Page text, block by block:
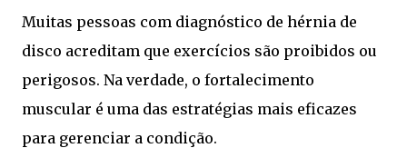
Muitas pessoas com diagnóstico de hérnia de
disco acreditam que exercícios são proibidos ou
perigosos. Na verdade, o fortalecimento
muscular é uma das estratégias mais eficazes
para gerenciar a condição.